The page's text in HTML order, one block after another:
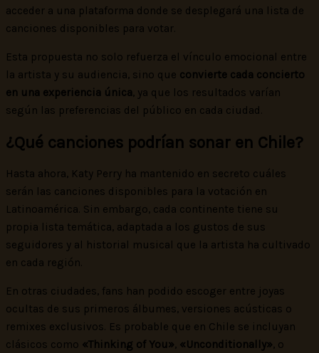
acceder a una plataforma donde se desplegará una lista de
canciones disponibles para votar.
Esta propuesta no solo refuerza el vínculo emocional entre
la artista y su audiencia, sino que convierte cada concierto
en una experiencia única, ya que los resultados varían
según las preferencias del público en cada ciudad.
¿Qué canciones podrían sonar en Chile?
Hasta ahora, Katy Perry ha mantenido en secreto cuáles
serán las canciones disponibles para la votación en
Latinoamérica. Sin embargo, cada continente tiene su
propia lista temática, adaptada a los gustos de sus
seguidores y al historial musical que la artista ha cultivado
en cada región.
En otras ciudades, fans han podido escoger entre joyas
ocultas de sus primeros álbumes, versiones acústicas o
remixes exclusivos. Es probable que en Chile se incluyan
clásicos como «Thinking of You», «Unconditionally», o